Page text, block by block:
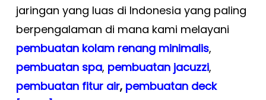
jaringan yang luas di Indonesia yang paling
berpengalaman di mana kami melayani
pembuatan kolam renang minimalis,
pembuatan spa, pembuatan jacuzzi,
pembuatan fitur air, pembuatan deck